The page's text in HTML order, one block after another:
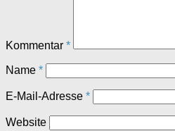
Kommentar *
Name *
E-Mail-Adresse *
Website